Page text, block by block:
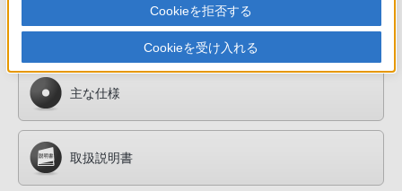
基本情報
主な仕様
取扱説明書
Cookieを拒否する
Cookieを受け入れる